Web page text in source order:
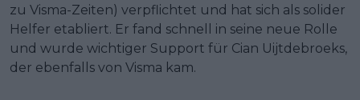
zu Visma-Zeiten) verpflichtet und hat sich als solider
Helfer etabliert. Er fand schnell in seine neue Rolle
und wurde wichtiger Support für Cian Uijtdebroeks,
der ebenfalls von Visma kam.